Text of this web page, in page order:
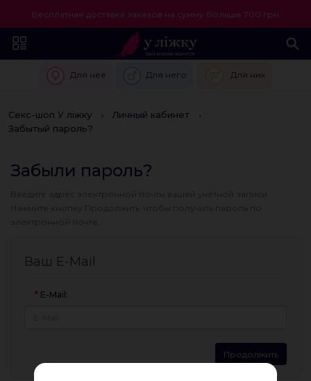
Бесплатная доставка заказов на сумму больше 700 грн
Для нее Для него Для них
Секс-шоп У ліжку
Личный кабинет
Забытый пароль?
Забыли пароль?
Введите адрес электронной почты вашей учетной записи.
Нажмите кнопку Продолжить, чтобы получить пароль по
электронной почте.
Ваш E-Mail
E-Mail: